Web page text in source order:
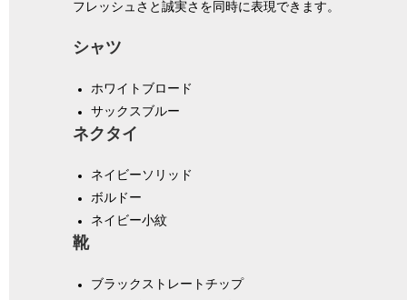
フレッシュさと誠実さを同時に表現できます。
シャツ
ホワイトブロード
サックスブルー
ネクタイ
ネイビーソリッド
ボルドー
ネイビー小紋
靴
ブラックストレートチップ